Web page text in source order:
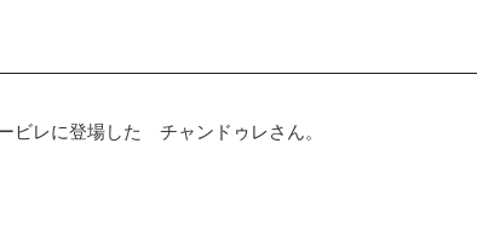
レに登場した チャンドゥレさん。